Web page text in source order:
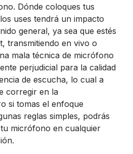
Dónde coloques tus
uses tendrá un impacto
general, ya sea que estés
transmitiendo en vivo o
mala técnica de micrófono
perjudicial para la calidad
de escucha, lo cual a
corregir en la
si tomas el enfoque
reglas simples, podrás
micrófono en cualquier